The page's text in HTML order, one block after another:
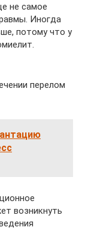
не самое
Иногда
потому что у
перелом
возникнуть